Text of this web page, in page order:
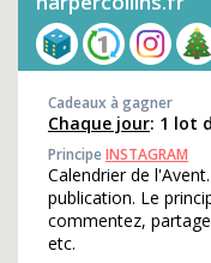
Cadeaux à gagner
Chaque jour: 1 lot
PrincipeINSTAGRAM
Calendrier de
publication. Le
commentez,
etc.